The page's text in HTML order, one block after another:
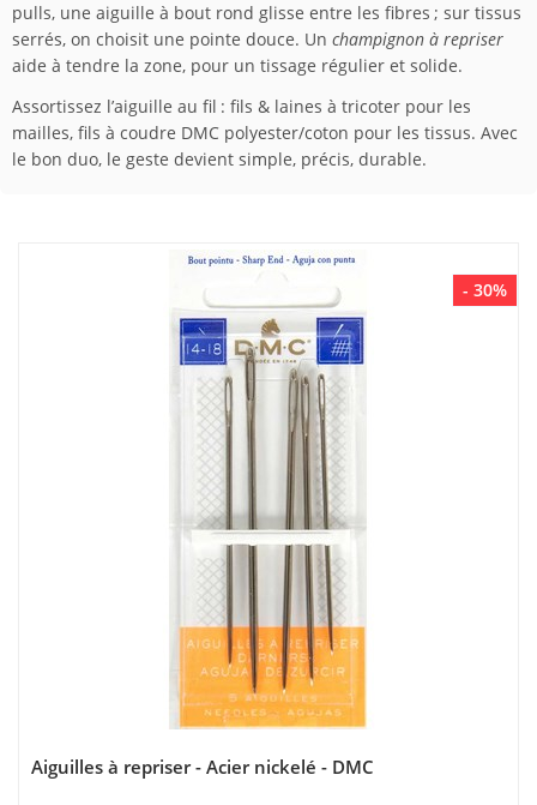
pulls, une aiguille à bout rond glisse entre les fibres ; sur tissus
serrés, on choisit une pointe douce. Un champignon à repriser
aide à tendre la zone, pour un tissage régulier et solide.
Assortissez l’aiguille au fil : fils & laines à tricoter pour les
mailles, fils à coudre DMC polyester/coton pour les tissus. Avec
le bon duo, le geste devient simple, précis, durable.
- 30%
Aiguilles à repriser - Acier nickelé - DMC